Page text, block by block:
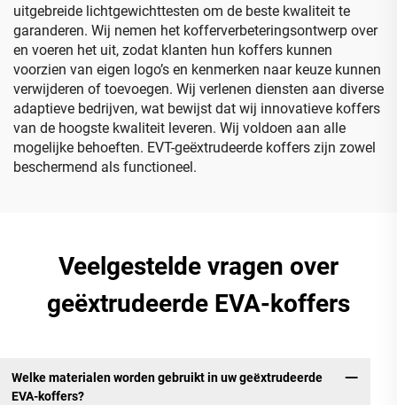
uitgebreide lichtgewichttesten om de beste kwaliteit te
garanderen. Wij nemen het kofferverbeteringsontwerp over
en voeren het uit, zodat klanten hun koffers kunnen
voorzien van eigen logo’s en kenmerken naar keuze kunnen
verwijderen of toevoegen. Wij verlenen diensten aan diverse
adaptieve bedrijven, wat bewijst dat wij innovatieve koffers
van de hoogste kwaliteit leveren. Wij voldoen aan alle
mogelijke behoeften. EVT-geëxtrudeerde koffers zijn zowel
beschermend als functioneel.
Veelgestelde vragen over
geëxtrudeerde EVA-koffers
Welke materialen worden gebruikt in uw geëxtrudeerde
EVA-koffers?